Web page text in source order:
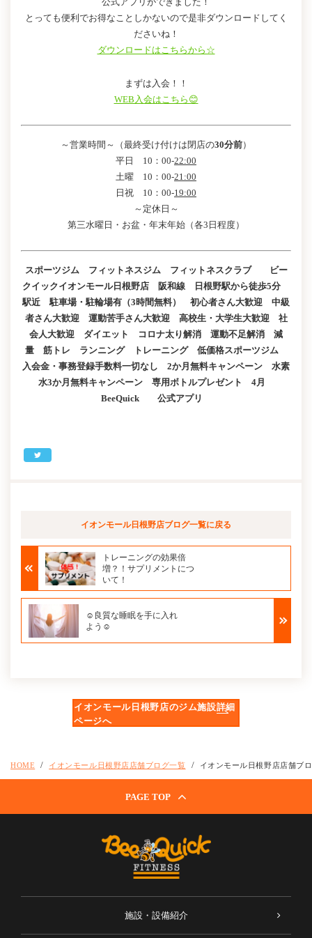
とっても便利でお得なことしかないので是非ダウンロードしてく
ださいね！
ダウンロードはこちらから☆
まずは入会！！
WEB入会はこちら😊
～営業時間～（最終受け付けは閉店の30分前）
平日 10：00-22:00
土曜 10：00-21:00
日祝 10：00-19:00
～定休日～
第三水曜日・お盆・年末年始（各3日程度）
スポーツジム フィットネスジム フィットネスクラブ ビー
クイックイオンモール日根野店 阪和線 日根野駅から徒歩5分
駅近 駐車場・駐輪場有（3時間無料） 初心者さん大歓迎 中級
者さん大歓迎 運動苦手さん大歓迎 高校生・大学生大歓迎 社
会人大歓迎 ダイエット コロナ太り解消 運動不足解消 減
量 筋トレ ランニング トレーニング 低価格スポーツジム
入会金・事務登録手数料一切なし 2か月無料キャンペーン 水素
水3か月無料キャンペーン 専用ボトルプレゼント 4月
BeeQuick 公式アプリ
イオンモール日根野店ブログ一覧に戻る
トレーニングの効果倍
増？！サプリメントにつ
いて！
☺良質な睡眠を手に入れ
よう☺
イオンモール日根野店のジム施設詳細
ページへ
HOME イオンモール日根野店店舗ブログ一覧 イオンモール日根野店店舗ブ
PAGE TOP
施設・設備紹介